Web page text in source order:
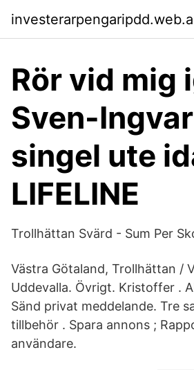
Rör vid mig
Sven-
singel ute
LIFELINE
Trollhättan Svärd - Sum Per
Västra Götaland, Trollhättan /
Uddevalla. Övrigt. Kristoffer .
Sänd privat meddelande. Tre
tillbehör . Spara annons ;
användare.